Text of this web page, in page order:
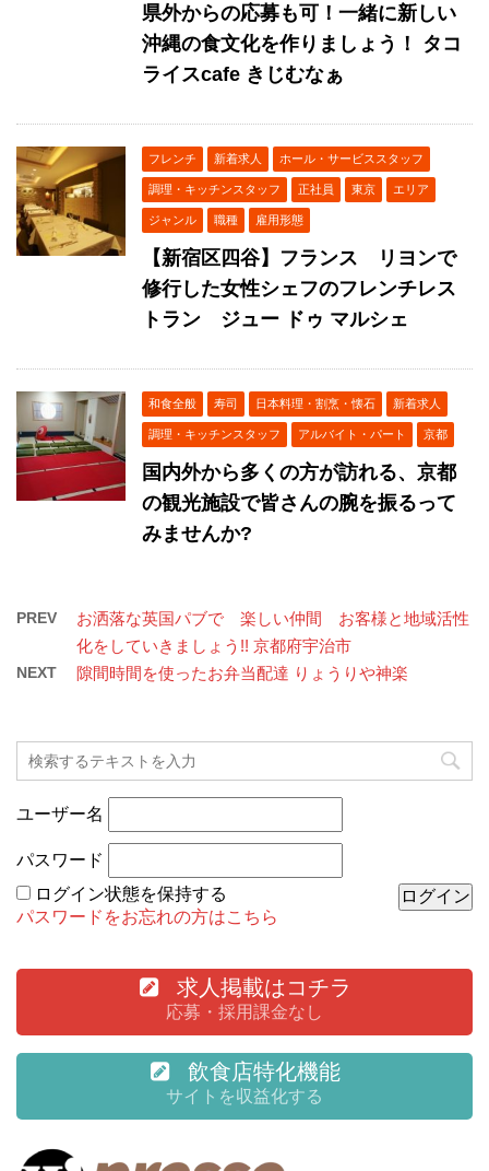
県外からの応募も可！一緒に新しい
沖縄の食文化を作りましょう！ タコ
ライスcafe きじむなぁ
フレンチ 新着求人 ホール・サービススタッフ
調理・キッチンスタッフ 正社員 東京 エリア
ジャンル 職種 雇用形態
【新宿区四谷】フランス リヨンで
修行した女性シェフのフレンチレス
トラン ジュー ドゥ マルシェ
和食全般 寿司 日本料理・割烹・懐石 新着求人
調理・キッチンスタッフ アルバイト・パート 京都
国内外から多くの方が訪れる、京都
の観光施設で皆さんの腕を振るって
みませんか?
PREV
お洒落な英国パブで 楽しい仲間 お客様と地域活性
化をしていきましょう!! 京都府宇治市
NEXT 隙間時間を使ったお弁当配達 りょうりや神楽
ユーザー名
パスワード
ログイン状態を保持する
パスワードをお忘れの方はこちら
求人掲載はコチラ
応募・採用課金なし
飲食店特化機能
サイトを収益化する